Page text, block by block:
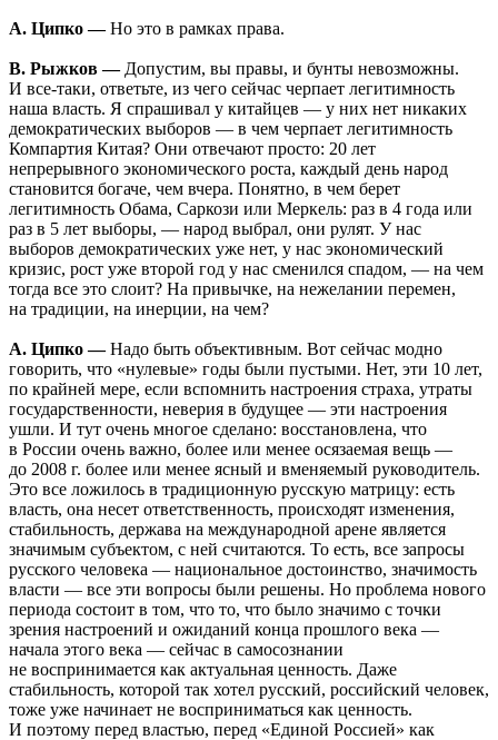
А. Ципко —Но это в рамках права.
В. Рыжков —Допустим, вы правы, и бунты невозможны.
И все-таки, ответьте, из чего сейчас черпает легитимность
наша власть. Я спрашивал у китайцев — у них нет никаких
демократических выборов — в чем черпает легитимность
Компартия Китая? Они отвечают просто: 20 лет
непрерывного экономического роста, каждый день народ
становится богаче, чем вчера. Понятно, в чем берет
легитимность Обама, Саркози или Меркель: раз в 4 года или
раз в 5 лет выборы, — народ выбрал, они рулят. У нас
выборов демократических уже нет, у нас экономический
кризис, рост уже второй год у нас сменился спадом, — на чем
тогда все это слоит? На привычке, на нежелании перемен,
на традиции, на инерции, на чем?
А. Ципко —Надо быть объективным. Вот сейчас модно
говорить, что «нулевые» годы были пустыми. Нет, эти 10 лет,
по крайней мере, если вспомнить настроения страха, утраты
государственности, неверия в будущее — эти настроения
ушли. И тут очень многое сделано: восстановлена, что
в России очень важно, более или менее осязаемая вещь —
до 2008 г. более или менее ясный и вменяемый руководитель.
Это все ложилось в традиционную русскую матрицу: есть
власть, она несет ответственность, происходят изменения,
стабильность, держава на международной арене является
значимым субъектом, с ней считаются. То есть, все запросы
русского человека — национальное достоинство, значимость
власти — все эти вопросы были решены. Но проблема нового
периода состоит в том, что то, что было значимо с точки
зрения настроений и ожиданий конца прошлого века —
начала этого века — сейчас в самосознании
не воспринимается как актуальная ценность. Даже
стабильность, которой так хотел русский, российский человек,
тоже уже начинает не восприниматься как ценность.
И поэтому перед властью, перед «Единой Россией» как